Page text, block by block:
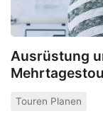
Ausrüstung
Touren Planen